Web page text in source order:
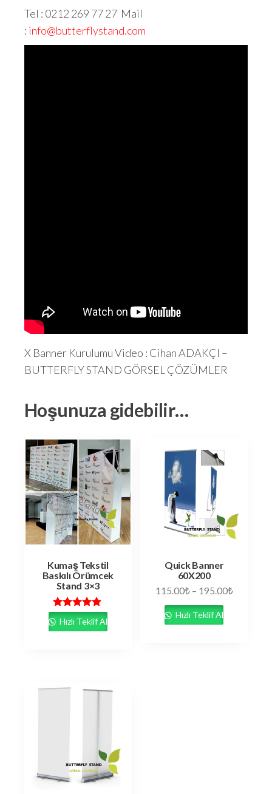
Tel : 0212 269 77 27 Mail
: info@butterflystand.com
X Banner Kurulumu Video : Cihan ADAKÇI –
BUTTERFLY STAND GÖRSEL ÇÖZÜMLER
Hoşunuza gidebilir…
Kumaş Tekstil
Baskılı Örümcek
Stand 3×3
5 üzerinden
5.00
oy aldı
Hızlı Teklif Al
Quick Banner
60X200
115.00₺– 195.00₺
Hızlı Teklif Al